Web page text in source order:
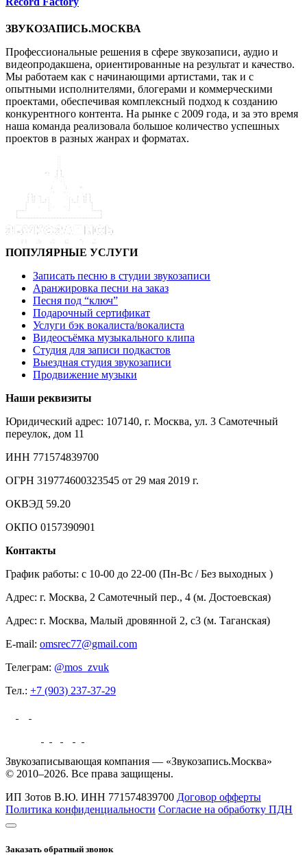
ЗВУКОЗАПИСЬ.МОСКВА
Профессиональные решения в сфере звукозаписи, аудио и
видеопродакшена, ориентированные на результат и качество.
Мы работаем как с начинающими артистами, так и с
опытными исполнителями, блогерами и коммерческими
проектами, обеспечивая комплексный подход к созданию
конкурентного контента. На рынке с 2009 года, и за это время
наша команда реализовала большое количество успешных
проектов в разных жанрах и форматах.
ПОПУЛЯРНЫЕ УСЛУГИ
Записать песню в студии звукозаписи
Аранжировка песни на заказ
Песня под “ключ”
Подарочный сертификат
Услуги бэк вокалиста/вокалиста
Видеосъёмка музыкального клипа
Студия для записи подкастов
Выездная студия звукозаписи
Продвижение музыки
Наши реквизиты
Юридический адрес: 107140, г. Москва, ул. 3 Самотечный
переулок, дом 11
ИНН 771574839700
ОГРН 319774600323545 от 29 мая 2019 г.
ОКВЭД 59.20
ОКПО 0157390901
Контакты
График работы: c 10-00 до 22-00 (Пн-Вс / Без выходных )
Адрес: г. Москва, 2 Самотечный пер., 4 (м. Достоевская)
Адрес: г. Москва, Малый дровянной 2, с3 (м. Таганская)
E-mail: omsrec77@gmail.com
Телеграм: @mos_zvuk
Тел.: +7 (903) 237-37-29
Звукозаписывающая компания — «Звукозапись.Москва»
© 2010–2026. Все права защищены.
ИП Зотов В.Ю. ИНН 771574839700 Договор офферты
Политика конфиденциальности Согласие на обработку ПДН
Заказать обратный звонок